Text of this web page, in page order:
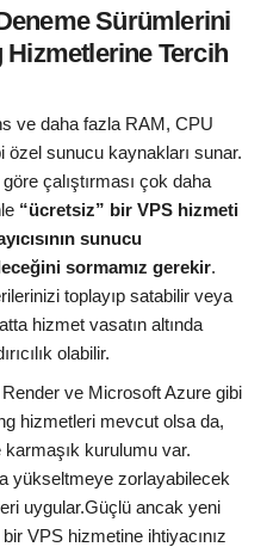
Sürümlerini
Tercih
ve daha fazla RAM, CPU
özel sunucu kaynakları sunar.
çalıştırması çok daha
“ücretsiz” bir VPS hizmeti
sunucu
sormamız gerekir.
toplayıp satabilir veya
hizmet vasatın altında
olabilir.
ve Microsoft Azure gibi
hizmetleri mevcut olsa da,
karmaşık kurulumu var.
yükseltmeye zorlayabilecek
uygular.Güçlü ancak yeni
VPS hizmetine ihtiyacınız